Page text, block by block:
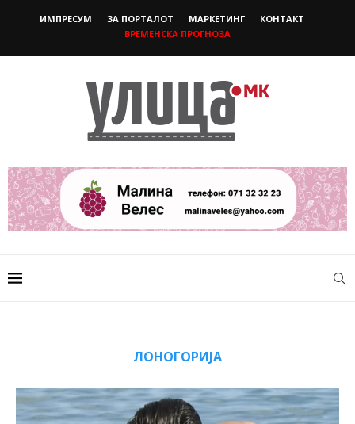
ИМПРЕСУМ ЗА ПОРТАЛОТ МАРКЕТИНГ
КОНТАКТ
ВРЕМЕНСКА ПРОГНОЗА
ЛОНОГОРИЈА